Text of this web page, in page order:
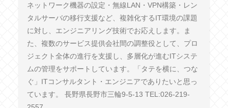
ネットワーク機器の設定・無線LAN・VPN構築・レン
タルサーバの移行支援など、複雑化するIT環境の課題
に対し、エンジニアリング技術でお応えします。ま
た、複数のサービス提供会社間の調整役として、プロ
ジェクト全体の進行を支援し、多層化が進むITシステ
ムの管理をサポートしています。「タテを横に、つな
ぐ」ITコンサルタント・エンジニアでありたいと思っ
ています。 長野県長野市三輪9-5-13 TEL:026-219-